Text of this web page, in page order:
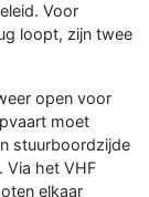
Voor
loopt, zijn twee
open voor
moet
stuurboordzijde
Via het VHF
elkaar